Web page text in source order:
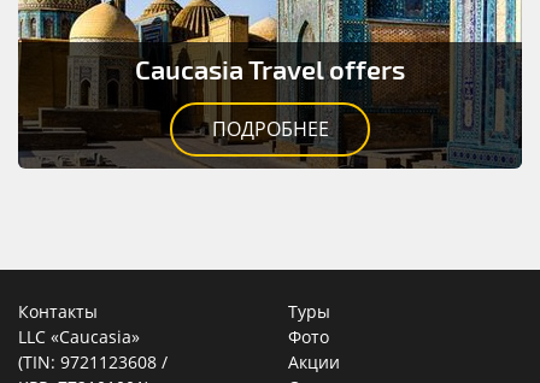
Caucasia Travel offers
ПОДРОБНЕЕ
Контакты
LLC «Caucasia»
(TIN: 9721123608 /
Туры
Фото
Акции